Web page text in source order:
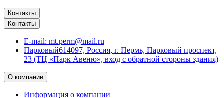
Контакты
Контакты
E-mail: mt.perm@mail.ru
Парковый614097, Россия, г. Пермь, Парковый проспект,
23 (ТЦ «Парк Авеню», вход с обратной стороны здания)
О компании
Информация о компании